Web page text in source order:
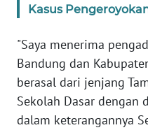
Kasus
"Saya menerima
Bandung dan
berasal dari jenjang
Sekolah Dasar dengan
dalam keterangannya
WN
NTT
WN